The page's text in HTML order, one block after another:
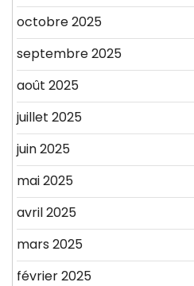
octobre 2025
septembre 2025
août 2025
juillet 2025
juin 2025
mai 2025
avril 2025
mars 2025
février 2025